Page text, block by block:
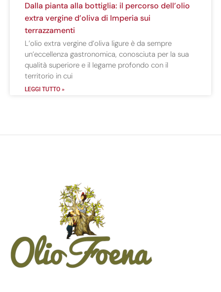
Dalla pianta alla bottiglia: il percorso dell’olio
extra vergine d’oliva di Imperia sui
terrazzamenti
L’olio extra vergine d’oliva ligure è da sempre
un’eccellenza gastronomica, conosciuta per la sua
qualità superiore e il legame profondo con il
territorio in cui
LEGGI TUTTO »